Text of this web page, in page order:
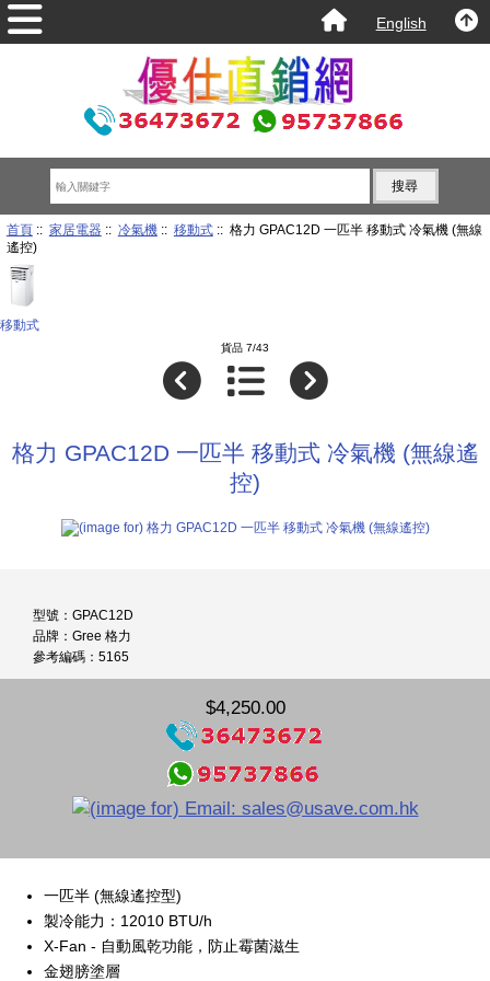
English
首頁:: 家居電器:: 冷氣機:: 移動式:: 格力 GPAC12D 一匹半 移動式 冷氣機 (無線
遙控)
移動式
貨品 7/43
格力 GPAC12D 一匹半 移動式 冷氣機 (無線遙
控)
型號：GPAC12D
品牌：Gree 格力
參考編碼：5165
$4,250.00
一匹半 (無線遙控型)
製冷能力：12010 BTU/h
X-Fan - 自動風乾功能，防止霉菌滋生
金翅膀塗層